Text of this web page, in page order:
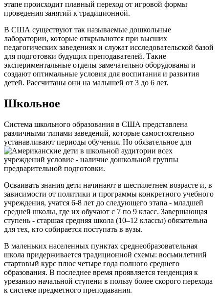
этапе происходит плавный переход от игровой формы
проведения занятий к традиционной.
В США существуют так называемые дошкольные
лаборатории, которые открываются при высших
педагогических заведениях и служат исследовательской базой
для подготовки будущих преподавателей. Такие
экспериментальные отделы замечательно оборудованы и
создают оптимальные условия для воспитания и развития
детей. Рассчитаны они на малышей от 3 до 6 лет.
Школьное
Система школьного образования в США представлена
различными типами заведений, которые самостоятельно
устанавливают периоды обучения. Но обязательное для
всех
учреждений условие - наличие дошкольной группы
предварительной подготовки.
Осваивать знания дети начинают в шестилетнем возрасте и, в
зависимости от политики и программы конкретного учебного
учреждения, учатся 6-8 лет до следующего этапа - младшей
средней школы, где их обучают с 7 по 9 класс. Завершающая
ступень - старшая средняя школа (10–12 классы) обязательна
для тех, кто собирается поступать в вузы.
В маленьких населенных пунктах среднеобразовательная
школа придерживается традиционной схемы: восьмилетний
стартовый курс плюс четыре года полного среднего
образования. В последнее время проявляется тенденция к
урезанию начальной ступени в пользу более скорого перехода
к системе предметного преподавания.